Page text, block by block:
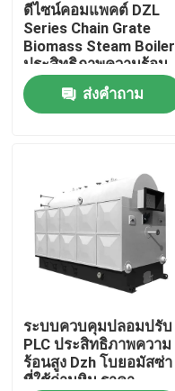
เกี่ยวกับเรา
ทัวร์โรงงาน
ติดต่อเรา
ข่าว
ขอใบเสนอราคา
หม้อต้มน้ำมันแก๊ส
ดีไซน์คอมแพคต์ DZL
Series Chain Grate
Biomass Steam Boiler
ประสิทธิภาพความร้อน
สูง
ส่งคำถาม
ระบบควบคุมปลอมปรับ
PLC ประสิทธิภาพความ
ร้อนสูง Dzh โบยอมัสซ่า
ที่ใช้ถ่านหิน ราคา